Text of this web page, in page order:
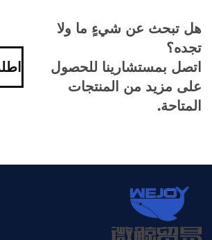
هل تبحث عن شيءٍ ما ولا
تجده؟
اتصل بمستشارينا للحصول
على مزيد من المنتجات
المتاحة.